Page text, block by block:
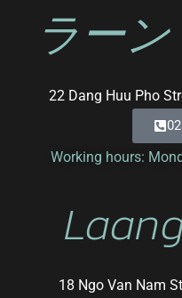
ラー
22 Dang Huu Pho
Working hours:
18 Ngo Van Nam